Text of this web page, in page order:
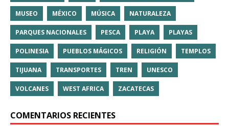
MUSEO MÉXICO MÚSICA NATURALEZA
PARQUES NACIONALES PESCA PLAYA PLAYAS
POLINESIA PUEBLOS MÁGICOS RELIGIÓN TEMPLOS
TIJUANA TRANSPORTES TREN UNESCO
VOLCANES WEST AFRICA ZACATECAS
COMENTARIOS RECIENTES